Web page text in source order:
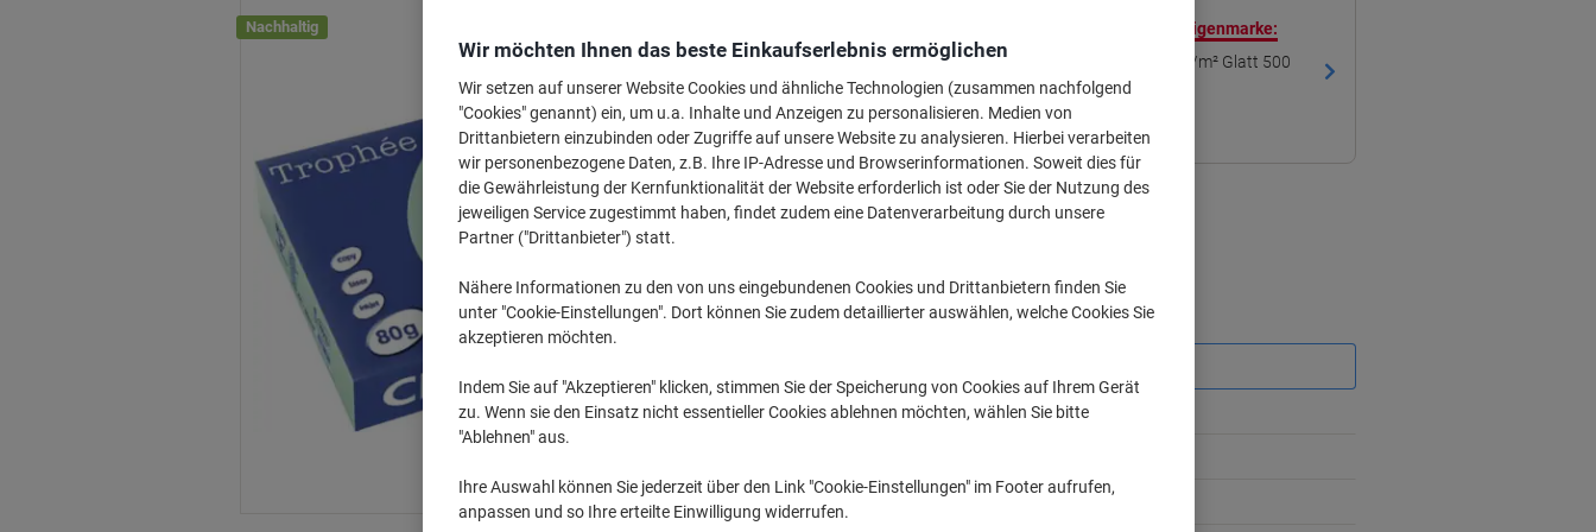
Nachhaltig
Wechseln und sparen mit unserer Eigenmarke:
Viking A4 Farbiges Papier Grün 80 g/m² Glatt 500
Blatt
€ 10,29
€ 13,39
pro Pack
5-9Pack € 14,39 -9%
Wir möchten Ihnen das beste Einkaufserlebnis ermöglichen
Wir setzen auf unserer Website Cookies und ähnliche Technologien (zusammen nachfolgend
"Cookies" genannt) ein, um u.a. Inhalte und Anzeigen zu personalisieren. Medien von
Drittanbietern einzubinden oder Zugriffe auf unsere Website zu analysieren. Hierbei verarbeiten
wir personenbezogene Daten, z.B. Ihre IP-Adresse und Browserinformationen. Soweit dies für
die Gewährleistung der Kernfunktionalität der Website erforderlich ist oder Sie der Nutzung des
jeweiligen Service zugestimmt haben, findet zudem eine Datenverarbeitung durch unsere
Partner ("Drittanbieter") statt.
Nähere Informationen zu den von uns eingebundenen Cookies und Drittanbietern finden Sie
unter "Cookie-Einstellungen". Dort können Sie zudem detaillierter auswählen, welche Cookies Sie
akzeptieren möchten.
Indem Sie auf "Akzeptieren" klicken, stimmen Sie der Speicherung von Cookies auf Ihrem Gerät
zu. Wenn sie den Einsatz nicht essentieller Cookies ablehnen möchten, wählen Sie bitte
"Ablehnen" aus.
Ihre Auswahl können Sie jederzeit über den Link "Cookie-Einstellungen" im Footer aufrufen,
anpassen und so Ihre erteilte Einwilligung widerrufen.